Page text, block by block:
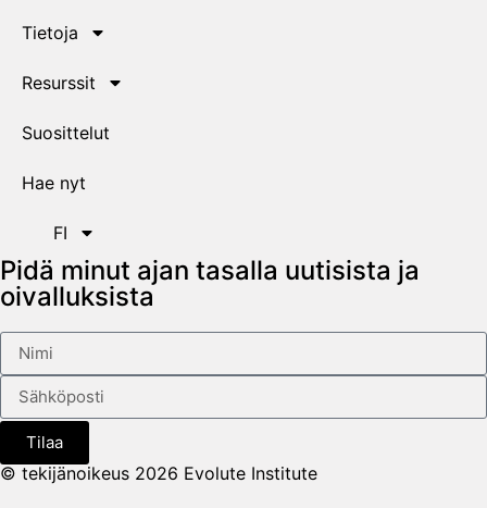
Tietoja
Resurssit
Suosittelut
Hae nyt
FI
Pidä minut ajan tasalla uutisista ja
oivalluksista
Tilaa
© tekijänoikeus 2026 Evolute Institute